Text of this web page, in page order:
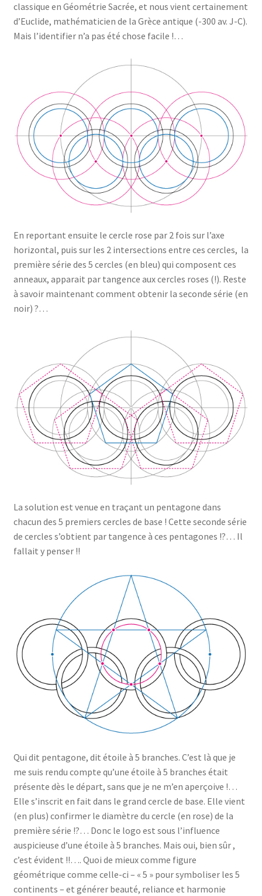
classique en Géométrie Sacrée, et nous vient certainement
d’Euclide, mathématicien de la Grèce antique (-300 av. J-C).
Mais l’identifier n’a pas été chose facile !…
En reportant ensuite le cercle rose par 2 fois sur l’axe
horizontal, puis sur les 2 intersections entre ces cercles, la
première série des 5 cercles (en bleu) qui composent ces
anneaux, apparait par tangence aux cercles roses (!). Reste
à savoir maintenant comment obtenir la seconde série (en
noir) ?…
La solution est venue en traçant un pentagone dans
chacun des 5 premiers cercles de base ! Cette seconde série
de cercles s’obtient par tangence à ces pentagones !?… Il
fallait y penser !!
Qui dit pentagone, dit étoile à 5 branches. C’est là que je
me suis rendu compte qu’une étoile à 5 branches était
présente dès le départ, sans que je ne m’en aperçoive !…
Elle s’inscrit en fait dans le grand cercle de base. Elle vient
(en plus) confirmer le diamètre du cercle (en rose) de la
première série !?… Donc le logo est sous l’influence
auspicieuse d’une étoile à 5 branches. Mais oui, bien sûr ,
c’est évident !!…. Quoi de mieux comme figure
géométrique comme celle-ci – « 5 » pour symboliser les 5
continents – et générer beauté, reliance et harmonie